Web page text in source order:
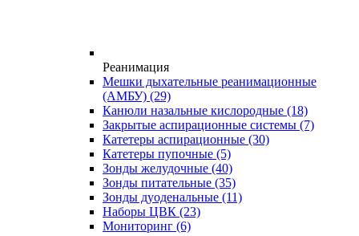
Реанимация
Мешки дыхательные реанимационные
(АМБУ) (29)
Канюли назальные кислородные (18)
Закрытые аспирационные системы (7)
Катетеры аспирационные (30)
Катетеры пупочные (5)
Зонды желудочные (40)
Зонды питательные (35)
Зонды дуоденальные (11)
Наборы ЦВК (23)
Мониторинг (6)